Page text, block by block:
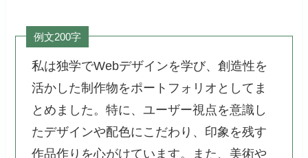
例文200字
私は独学でWebデザインを学び、創造性を
活かした制作物をポートフォリオとしてま
とめました。特に、ユーザー視点を意識し
たデザインや配色にこだわり、印象を残す
作品作りを心がけています。また、美術や